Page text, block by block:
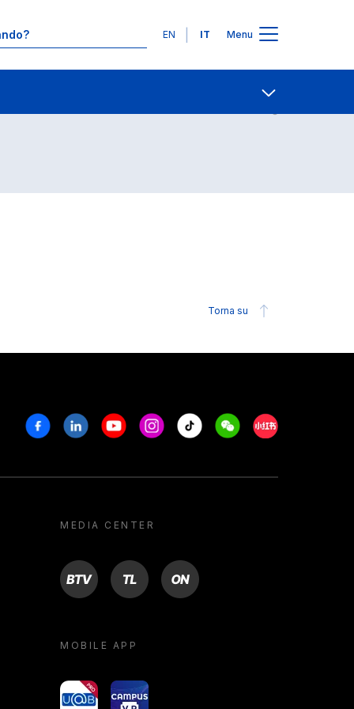
Lingue
EN IT Menu
Contatti
Torna su
FacebookLinkedinYoutubeInstagram
Tiktok WeechatXiaohongshu/
MEDIA CENTER
BTV TL ON
MOBILE APP
yoU@B Campus VR